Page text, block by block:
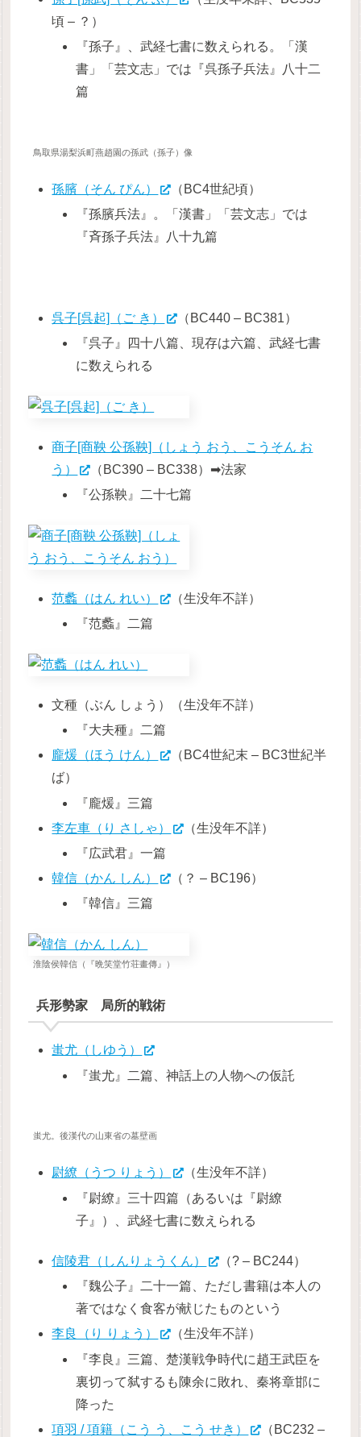
頃 – ？）
『孫子』、武経七書に数えられる。「漢
書」「芸文志」では『呉孫子兵法』八十二
篇
鳥取県湯梨浜町燕趙園の孫武（孫子）像
孫臏（そん ぴん）
（BC4世紀頃）
『孫臏兵法』。「漢書」「芸文志」では
『斉孫子兵法』八十九篇
呉子[呉起]（ご き）
（BC440 – BC381）
『呉子』四十八篇、現存は六篇、武経七書
に数えられる
商子[商鞅 公孫鞅]（しょう おう、こうそん お
う）
（BC390 – BC338）➡法家
『公孫鞅』二十七篇
范蠡（はん れい）
（生没年不詳）
『范蠡』二篇
文種（ぶん しょう）（生没年不詳）
『大夫種』二篇
龐煖（ほう けん）
（BC4世紀末 – BC3世紀半
ば）
『龐煖』三篇
李左車（り さしゃ）
（生没年不詳）
『広武君』一篇
韓信（かん しん）
（？ – BC196）
『韓信』三篇
淮陰侯韓信（『晩笑堂竹荘畫傳』）
兵形勢家 局所的戦術
蚩尤（しゆう）
『蚩尤』二篇、神話上の人物への仮託
蚩尤。後漢代の山東省の墓壁画
尉繚（うつ りょう）
（生没年不詳）
『尉繚』三十四篇（あるいは『尉繚
子』）、武経七書に数えられる
信陵君（しんりょうくん）
（? – BC244）
『魏公子』二十一篇、ただし書籍は本人の
著ではなく食客が献じたものという
李良（り りょう）
（生没年不詳）
『李良』三篇、楚漢戦争時代に趙王武臣を
裏切って弑するも陳余に敗れ、秦将章邯に
降った
項羽 / 項籍（こう う、こう せき）
（BC232 –